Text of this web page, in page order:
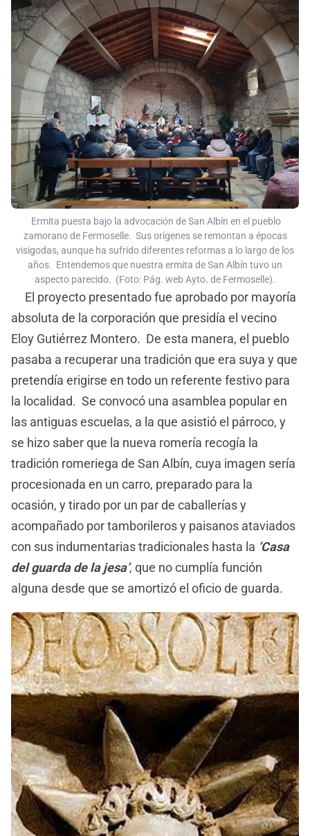
Ermita puesta bajo la advocación de San Albín en el pueblo
zamorano de Fermoselle. Sus orígenes se remontan a épocas
visigodas, aunque ha sufrido diferentes reformas a lo largo de los
años. Entendemos que nuestra ermita de San Albín tuvo un
aspecto parecido. (Foto: Pág. web Ayto. de Fermoselle).
El proyecto presentado fue aprobado por mayoría
absoluta de la corporación que presidía el vecino
Eloy Gutiérrez Montero. De esta manera, el pueblo
pasaba a recuperar una tradición que era suya y que
pretendía erigirse en todo un referente festivo para
la localidad. Se convocó una asamblea popular en
las antiguas escuelas, a la que asistió el párroco, y
se hizo saber que la nueva romería recogía la
tradición romeriega de San Albín, cuya imagen sería
procesionada en un carro, preparado para la
ocasión, y tirado por un par de caballerías y
acompañado por tamborileros y paisanos ataviados
con sus indumentarias tradicionales hasta la ‘Casa
del guarda de la jesa’, que no cumplía función
alguna desde que se amortizó el oficio de guarda.